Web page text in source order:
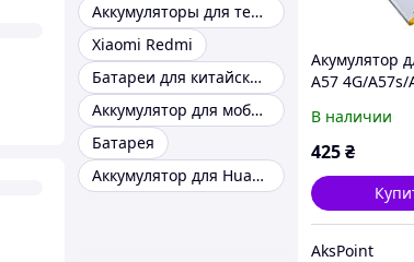
Аккумуляторы для телефонов Nomi
Xiaomi Redmi
Батареи для китайских мобильных телефонов
Аккумулятор для мобильного телефона
Батарея
Аккумулятор для Huawei
Акумулятор
A57 4G/A57s/
C51/OnePlus
SE/Nord
В наличии
425₴
AksPoint